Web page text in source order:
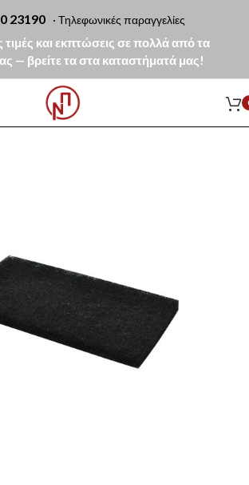
23190 · Τηλεφωνικές παραγγελίες
τιμές και εκπτώσεις σε πολλά από τα
— βρείτε τα στα καταστήματά μας!